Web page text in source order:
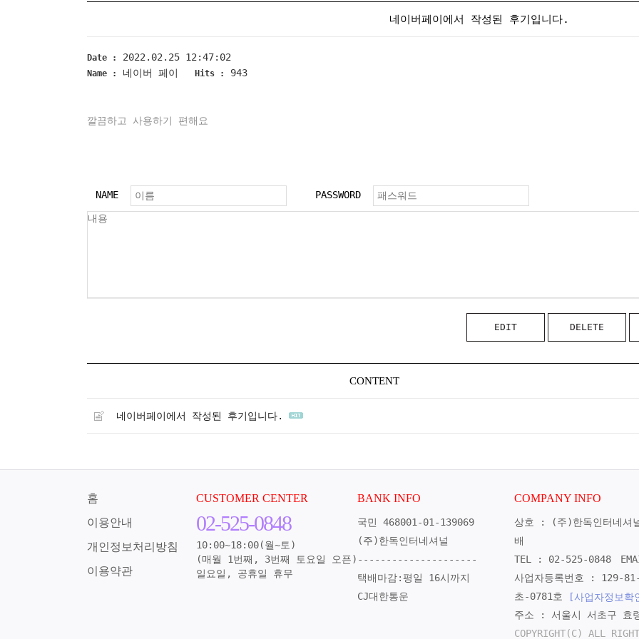
네이버페이에서 작성된 후기입니다.
Date : 2022.02.25 12:47:02
Name : 네이버 페이 Hits : 943
깔끔하고 사용하기 편해요
NAME PASSWORD
EDIT DELETE
CONTENT
네이버페이에서 작성된 후기입니다.
홈
이용안내
개인정보처리방침
이용약관
CUSTOMER CENTER
02-525-0848
10:00~18:00(월~토)
(매월 1번째, 3번째 토요일 오픈)
일요일, 공휴일 휴무
BANK INFO
국민 468001-01-139069
(주)한독인터네셔널
---------------------
택배마감:평일 16시까지
CJ대한통운
COMPANY INFO
상호 : (주)한독인터네셔
배
TEL : 02-525-0848
사업자등록번호 : 129-
초-0781호
[사업자정보확
주소 : 서울시 서초구 효
COPYRIGHT(C) ALL